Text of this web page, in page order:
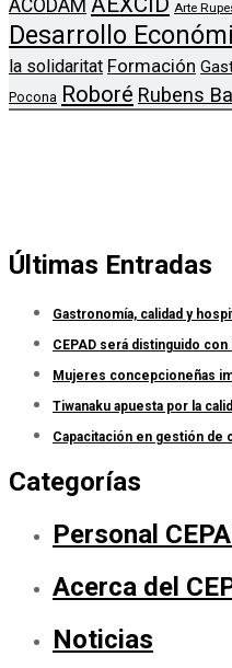
ACODAM Arte
Desarrollo
la solidaritat Formación
Pocona Roboré Rubens
Últimas Entradas
Gastronomía, calidad y
CEPAD será distinguido
Mujeres concepcioneñas
Tiwanaku apuesta por la
Capacitación en gestión
Categorías
Personal
Acerca del
Noticias